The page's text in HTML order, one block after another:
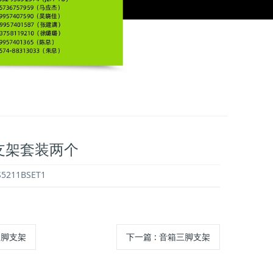
套装两个
支架 下一篇 : 音箱三脚支架